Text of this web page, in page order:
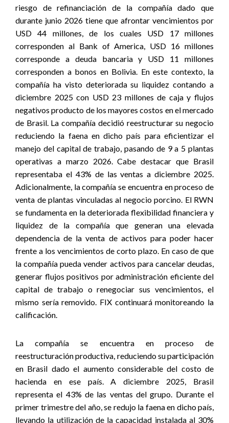
riesgo de refinanciación de la compañía dado que
durante junio 2026 tiene que afrontar vencimientos por
USD 44 millones, de los cuales USD 17 millones
corresponden al Bank of America, USD 16 millones
corresponde a deuda bancaria y USD 11 millones
corresponden a bonos en Bolivia. En este contexto, la
compañía ha visto deteriorada su liquidez contando a
diciembre 2025 con USD 23 millones de caja y flujos
negativos producto de los mayores costos en el mercado
de Brasil. La compañía decidió reestructurar su negocio
reduciendo la faena en dicho país para eficientizar el
manejo del capital de trabajo, pasando de 9 a 5 plantas
operativas a marzo 2026. Cabe destacar que Brasil
representaba el 43% de las ventas a diciembre 2025.
Adicionalmente, la compañía se encuentra en proceso de
venta de plantas vinculadas al negocio porcino. El RWN
se fundamenta en la deteriorada flexibilidad financiera y
liquidez de la compañía que generan una elevada
dependencia de la venta de activos para poder hacer
frente a los vencimientos de corto plazo. En caso de que
la compañía pueda vender activos para cancelar deudas,
generar flujos positivos por administración eficiente del
capital de trabajo o renegociar sus vencimientos, el
mismo sería removido. FIX continuará monitoreando la
calificación.
La compañía se encuentra en proceso de
reestructuración productiva, reduciendo su participación
en Brasil dado el aumento considerable del costo de
hacienda en ese país. A diciembre 2025, Brasil
representa el 43% de las ventas del grupo. Durante el
primer trimestre del año, se redujo la faena en dicho país,
llevando la utilización de la capacidad instalada al 30%